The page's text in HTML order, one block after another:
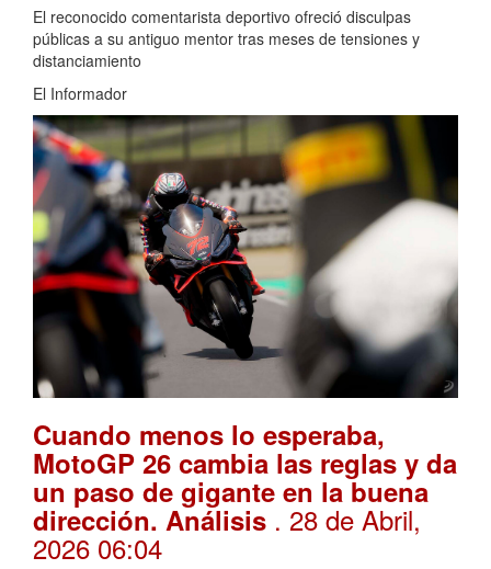
El reconocido comentarista deportivo ofreció disculpas
públicas a su antiguo mentor tras meses de tensiones y
distanciamiento
El Informador
Cuando menos lo esperaba,
MotoGP 26 cambia las reglas y da
un paso de gigante en la buena
dirección. Análisis . 28 de Abril,
2026 06:04